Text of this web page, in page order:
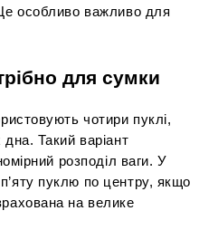
особливо важливо для
для сумки
чотири пуклі,
Такий варіант
розподіл ваги. У
пуклю по центру, якщо
на велике